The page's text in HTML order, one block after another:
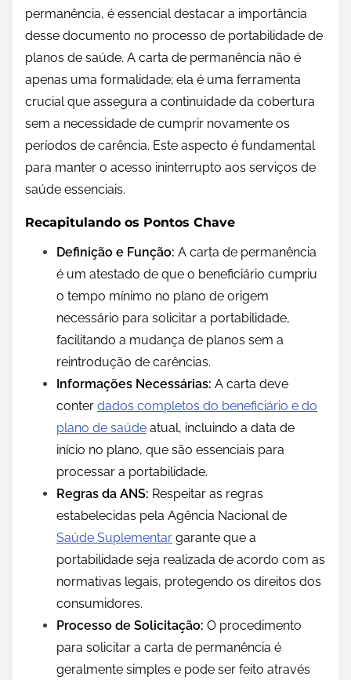
permanência, é essencial destacar a importância
desse documento no processo de portabilidade de
planos de saúde. A carta de permanência não é
apenas uma formalidade; ela é uma ferramenta
crucial que assegura a continuidade da cobertura
sem a necessidade de cumprir novamente os
períodos de carência. Este aspecto é fundamental
para manter o acesso ininterrupto aos serviços de
saúde essenciais.
Recapitulando os Pontos Chave
Definição e Função: A carta de permanência
é um atestado de que o beneficiário cumpriu
o tempo mínimo no plano de origem
necessário para solicitar a portabilidade,
facilitando a mudança de planos sem a
reintrodução de carências.
Informações Necessárias: A carta deve
conter dados completos do beneficiário e do
plano de saúde atual, incluindo a data de
início no plano, que são essenciais para
processar a portabilidade.
Regras da ANS: Respeitar as regras
estabelecidas pela Agência Nacional de
Saúde Suplementar garante que a
portabilidade seja realizada de acordo com as
normativas legais, protegendo os direitos dos
consumidores.
Processo de Solicitação: O procedimento
para solicitar a carta de permanência é
geralmente simples e pode ser feito através